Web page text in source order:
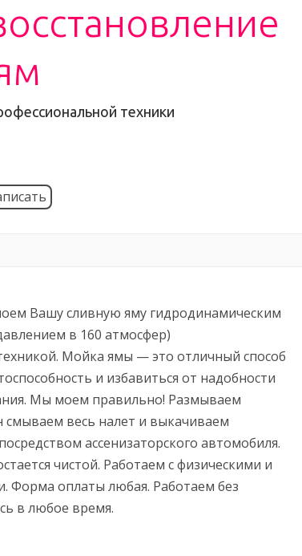
техники
Вашу сливную яму гидродинамическим
в 160 атмосфер)
Мойка ямы — это отличный способ
и избавиться от надобности
Мы моем правильно! Размываем
смываем весь налет и выкачиваем
ассенизаторского автомобиля.
чистой. Работаем с физическими и
Форма оплаты любая. Работаем без
в любое время.